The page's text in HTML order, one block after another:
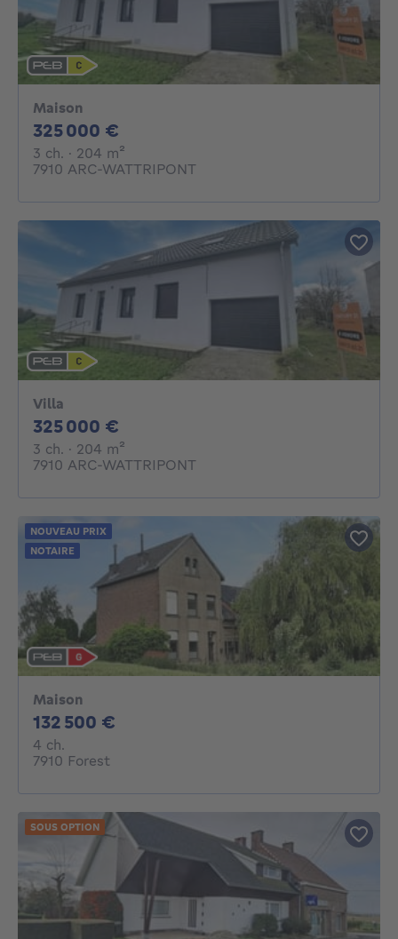
Maison
325 000 €
3 ch. 3 chambres
· 204 m²
7910 ARC-WATTRIPONT
Villa
325 000 €
3 ch. 3 chambres
· 204 m²
7910 ARC-WATTRIPONT
Maison
132 500 €
4 ch.
7910 Forest
NOUVEAU PRIX
NOTAIRE
SOUS OPTION